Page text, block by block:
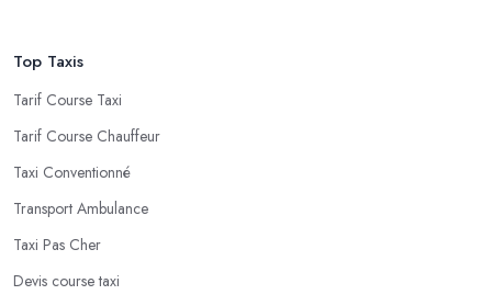
Top Taxis
Tarif Course Taxi
Tarif Course Chauffeur
Taxi Conventionné
Transport Ambulance
Taxi Pas Cher
Devis course taxi